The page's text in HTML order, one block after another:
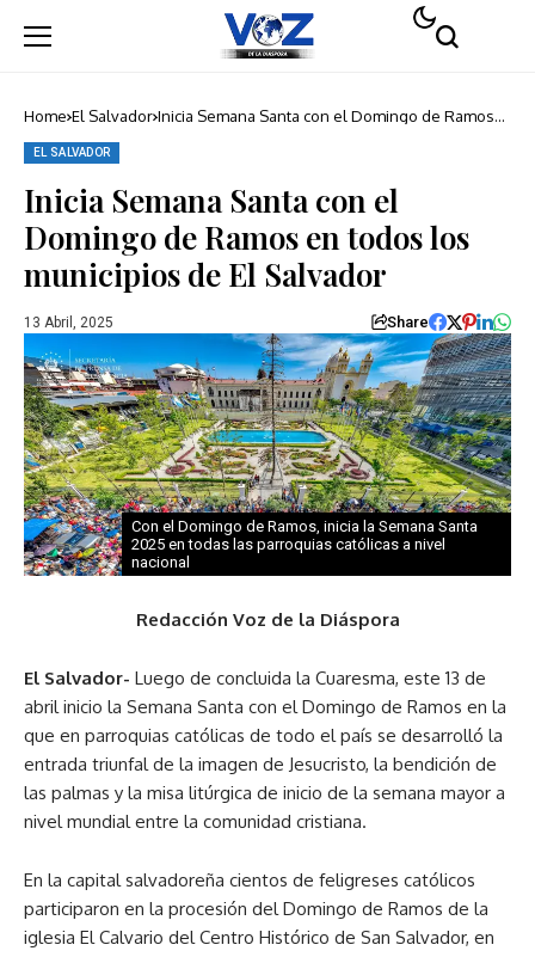
Home El Salvador Inicia Semana Santa con el Domingo de Ramos
EL SALVADOR
Inicia Semana Santa con el
Domingo de Ramos en todos los
municipios de El Salvador
13 Abril, 2025 Share
Con el Domingo de Ramos, inicia la Semana Santa
2025 en todas las parroquias católicas a nivel
nacional
Redacción Voz de la Diáspora
El Salvador- Luego de concluida la Cuaresma, este 13 de
abril inicio la Semana Santa con el Domingo de Ramos en la
que en parroquias católicas de todo el país se desarrolló la
entrada triunfal de la imagen de Jesucristo, la bendición de
las palmas y la misa litúrgica de inicio de la semana mayor a
nivel mundial entre la comunidad cristiana.
En la capital salvadoreña cientos de feligreses católicos
participaron en la procesión del Domingo de Ramos de la
iglesia El Calvario del Centro Histórico de San Salvador, en